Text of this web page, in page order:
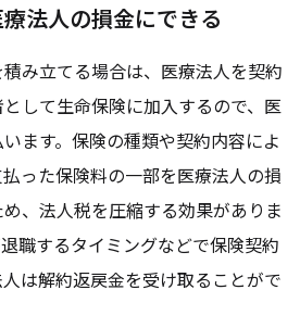
法人の損金にできる
み立てる場合は、医療法人を契約
して生命保険に加入するので、医
ます。保険の種類や契約内容によ
った保険料の一部を医療法人の損
、法人税を圧縮する効果がありま
職するタイミングなどで保険契約
は解約返戻金を受け取ることがで